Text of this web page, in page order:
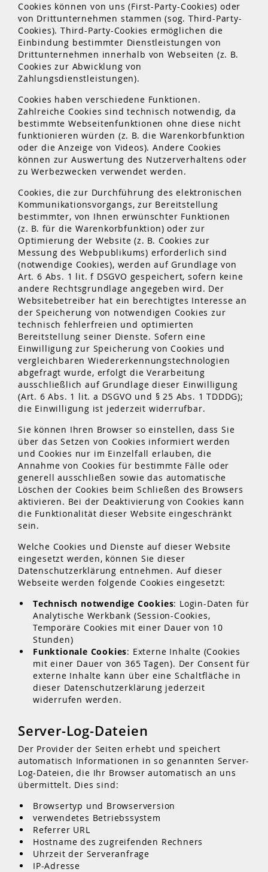
Cookies können von uns (First-Party-Cookies) oder
von Drittunternehmen stammen (sog. Third-Party-
Cookies). Third-Party-Cookies ermöglichen die
Einbindung bestimmter Dienstleistungen von
Drittunternehmen innerhalb von Webseiten (z. B.
Cookies zur Abwicklung von
Zahlungsdienstleistungen).
Cookies haben verschiedene Funktionen.
Zahlreiche Cookies sind technisch notwendig, da
bestimmte Webseitenfunktionen ohne diese nicht
funktionieren würden (z. B. die Warenkorbfunktion
oder die Anzeige von Videos). Andere Cookies
können zur Auswertung des Nutzerverhaltens oder
zu Werbezwecken verwendet werden.
Cookies, die zur Durchführung des elektronischen
Kommunikationsvorgangs, zur Bereitstellung
bestimmter, von Ihnen erwünschter Funktionen
(z. B. für die Warenkorbfunktion) oder zur
Optimierung der Website (z. B. Cookies zur
Messung des Webpublikums) erforderlich sind
(notwendige Cookies), werden auf Grundlage von
Art. 6 Abs. 1 lit. f DSGVO gespeichert, sofern keine
andere Rechtsgrundlage angegeben wird. Der
Websitebetreiber hat ein berechtigtes Interesse an
der Speicherung von notwendigen Cookies zur
technisch fehlerfreien und optimierten
Bereitstellung seiner Dienste. Sofern eine
Einwilligung zur Speicherung von Cookies und
vergleichbaren Wiedererkennungstechnologien
abgefragt wurde, erfolgt die Verarbeitung
ausschließlich auf Grundlage dieser Einwilligung
(Art. 6 Abs. 1 lit. a DSGVO und § 25 Abs. 1 TDDDG);
die Einwilligung ist jederzeit widerrufbar.
Sie können Ihren Browser so einstellen, dass Sie
über das Setzen von Cookies informiert werden
und Cookies nur im Einzelfall erlauben, die
Annahme von Cookies für bestimmte Fälle oder
generell ausschließen sowie das automatische
Löschen der Cookies beim Schließen des Browsers
aktivieren. Bei der Deaktivierung von Cookies kann
die Funktionalität dieser Website eingeschränkt
sein.
Welche Cookies und Dienste auf dieser Website
eingesetzt werden, können Sie dieser
Datenschutzerklärung entnehmen. Auf dieser
Webseite werden folgende Cookies eingesetzt:
Technisch notwendige Cookies: Login-Daten für
Analytische Werkbank (Session-Cookies,
Temporäre Cookies mit einer Dauer von 10
Stunden)
Funktionale Cookies: Externe Inhalte (Cookies
mit einer Dauer von 365 Tagen). Der Consent für
externe Inhalte kann über eine Schaltfläche in
dieser Datenschutzerklärung jederzeit
widerrufen werden.
Server-Log-Dateien
Der Provider der Seiten erhebt und speichert
automatisch Informationen in so genannten Server-
Log-Dateien, die Ihr Browser automatisch an uns
übermittelt. Dies sind:
Browsertyp und Browserversion
verwendetes Betriebssystem
Referrer URL
Hostname des zugreifenden Rechners
Uhrzeit der Serveranfrage
IP-Adresse